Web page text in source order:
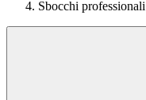
Sbocchi